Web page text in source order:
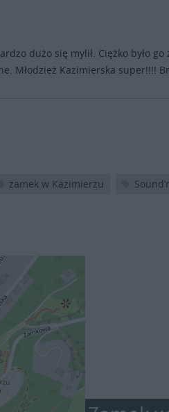
dużo się mylił. Ciężko było
Młodzież Kazimierska super!!!!
zamek w Kazimierzu